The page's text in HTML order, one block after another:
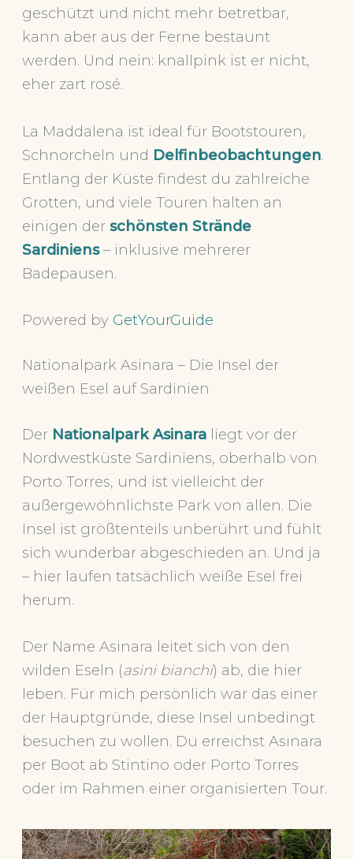
geschützt und nicht mehr betretbar,
kann aber aus der Ferne bestaunt
werden. Und nein: knallpink ist er nicht,
eher zart rosé.
La Maddalena ist ideal für Bootstouren,
Schnorcheln und Delfinbeobachtungen.
Entlang der Küste findest du zahlreiche
Grotten, und viele Touren halten an
einigen derschönsten Strände
Sardiniens– inklusive mehrerer
Badepausen.
Powered by GetYourGuide
Nationalpark Asinara – Die Insel der
weißen Esel auf Sardinien
Der Nationalpark Asinara liegt vor der
Nordwestküste Sardiniens, oberhalb von
Porto Torres, und ist vielleicht der
außergewöhnlichste Park von allen. Die
Insel ist größtenteils unberührt und fühlt
sich wunderbar abgeschieden an. Und ja
– hier laufen tatsächlich weiße Esel frei
herum.
Der Name Asinara leitet sich von den
wilden Eseln (asini bianchi) ab, die hier
leben. Für mich persönlich war das einer
der Hauptgründe, diese Insel unbedingt
besuchen zu wollen. Du erreichst Asinara
per Boot ab Stintino oder Porto Torres
oder im Rahmen einer organisierten Tour.